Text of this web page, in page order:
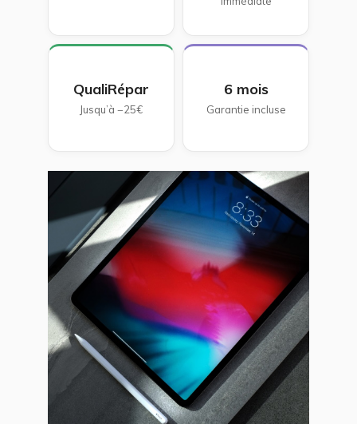
QualiRépar
Jusqu’à −25€
6 mois
Garantie incluse